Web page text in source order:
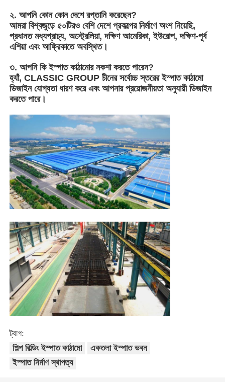
ইস্পাত কাঠামো গুদাম
ইস্পাত কাঠামো শ্যাড
ভারী ইস্পাত কাঠামো
ইস্পাত কাঠামো সেতু
ইস্পাত কাঠামো অফিস
ইস্পাত কাঠামো পোল্ট্রি ঘর
মাল্টি স্টোরি স্টিল স্ট্রাকচার
শিল্প ইস্পাত কাঠামো
পাবলিক স্টিল বিল্ডিং
বাণিজ্যিক ইস্পাত গঠন
Prefab ইস্পাত কাঠামো
২. আপনি কোন কোন দেশে রপ্তানি করেছেন?
আমরা বিশ্বজুড়ে ৫০টিরও বেশি দেশে প্রকল্পের নির্মাণে অংশ নিয়েছি,
প্রধানত মধ্যপ্রাচ্য, অস্ট্রেলিয়া, দক্ষিণ আমেরিকা, ইউরোপ, দক্ষিণ-পূর্ব
এশিয়া এবং আফ্রিকাতে অবস্থিত।
৩. আপনি কি ইস্পাত কাঠামোর নকশা করতে পারেন?
হ্যাঁ, CLASSIC GROUP চীনের সর্বোচ্চ স্তরের ইস্পাত কাঠামো
ডিজাইন যোগ্যতা ধারণ করে এবং আপনার প্রয়োজনীয়তা অনুযায়ী ডিজাইন
করতে পারে।
ট্যাগ:
শিল্প বিল্ডিং ইস্পাত কাঠামো
একতলা ইস্পাত ভবন
ইস্পাত নির্মাণ স্থাপত্য